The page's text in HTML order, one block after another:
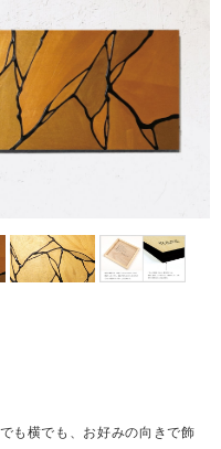
も横でも、お好みの向きで飾